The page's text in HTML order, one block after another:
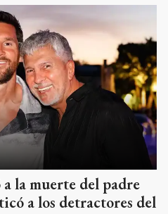
la muerte del padre
a los detractores del